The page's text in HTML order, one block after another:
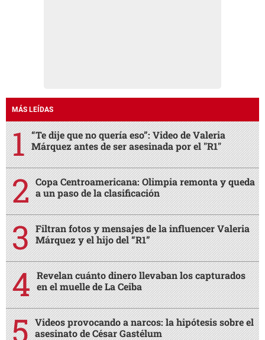
MÁS LEÍDAS
“Te dije que no quería eso”: Video de Valeria
Márquez antes de ser asesinada por el "R1"
Copa Centroamericana: Olimpia remonta y queda
a un paso de la clasificación
Filtran fotos y mensajes de la influencer Valeria
Márquez y el hijo del “R1”
Revelan cuánto dinero llevaban los capturados
en el muelle de La Ceiba
Videos provocando a narcos: la hipótesis sobre el
asesinato de César Gastélum